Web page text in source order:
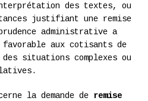
des textes, ou
justifiant une remise
administrative a
favorable aux cotisants de
situations complexes ou
la demande de remise